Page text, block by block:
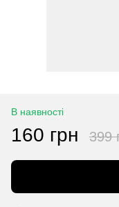
В наявності
160 грн 399